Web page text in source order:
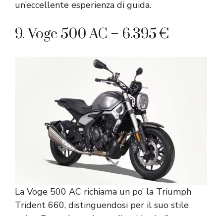
un’eccellente esperienza di guida.
9. Voge 500 AC – 6.395 €
La Voge 500 AC richiama un po’ la Triumph
Trident 660, distinguendosi per il suo stile